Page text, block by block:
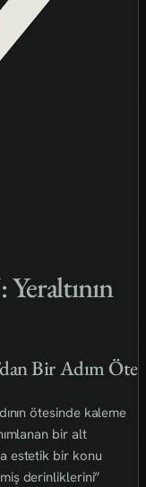
Bir Adım Öte
ötesinde kaleme
bir alt
estetik bir konu
derinliklerini”